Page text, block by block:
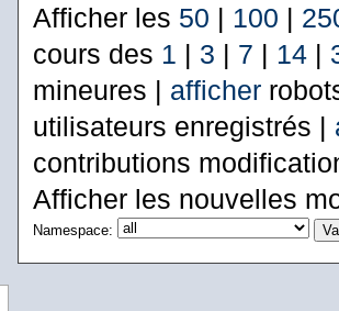
Afficher les 50 | 100 |
cours des 1 | 3 | 7 | 14|
mineures | afficher
utilisateurs enregistrés |
contributions
Afficher les nouvelles
Namespace: